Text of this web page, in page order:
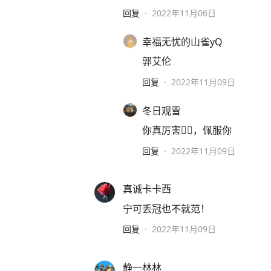
回复 · 2022年11月06日
幸福无忧的山雀yQ
郭艾伦
回复 · 2022年11月09日
冬日观雪
你真厉害👍🏻，佩服你
回复 · 2022年11月09日
真诚卡卡西
宁可丢冠也不就范！
回复 · 2022年11月09日
静一林林